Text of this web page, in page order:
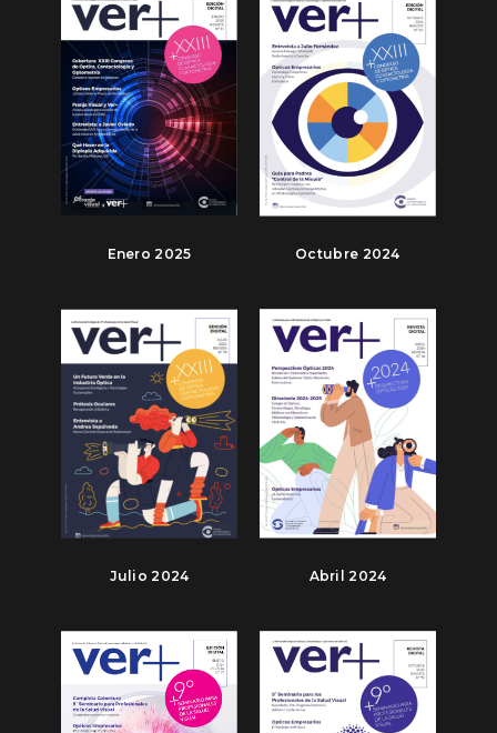
Enero 2025 Octubre 2024
Julio 2024 Abril 2024